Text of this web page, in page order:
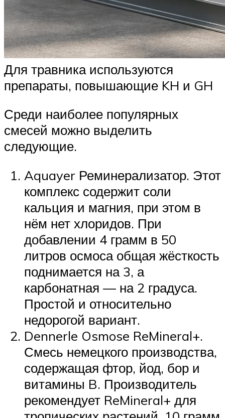
Для травника используются
препараты, повышающие KH и GH
Среди наиболее популярных
смесей можно выделить
следующие.
Aquayer Реминерализатор. Этот
комплекс содержит соли
кальция и магния, при этом в
нём нет хлоридов. При
добавлении 4 грамм в 50
литров осмоса общая жёсткость
поднимается на 3, а
карбонатная — на 2 градуса.
Простой и относительно
недорогой вариант.
Dennerle Osmose ReMineral+.
Смесь немецкого производства,
содержащая фтор, йод, бор и
витамины B. Производитель
рекомендует ReMineral+ для